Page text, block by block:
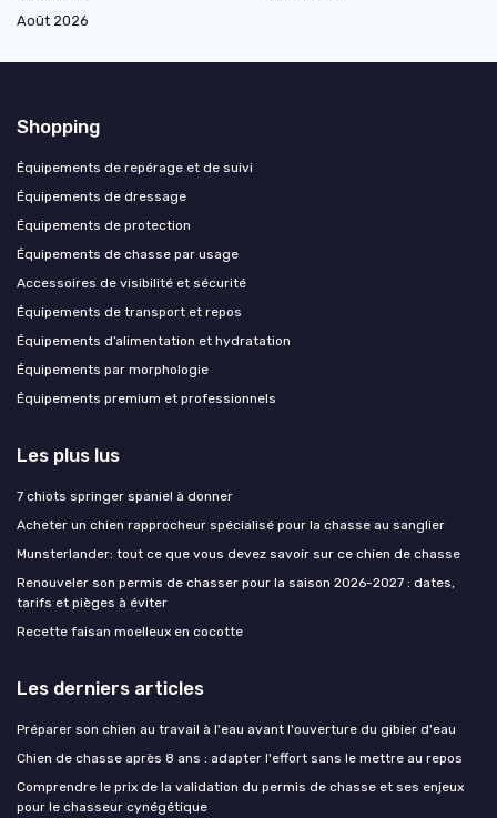
Août 2026
Shopping
Équipements de repérage et de suivi
Équipements de dressage
Équipements de protection
Équipements de chasse par usage
Accessoires de visibilité et sécurité
Équipements de transport et repos
Équipements d’alimentation et hydratation
Équipements par morphologie
Équipements premium et professionnels
Les plus lus
7 chiots springer spaniel à donner
Acheter un chien rapprocheur spécialisé pour la chasse au sanglier
Munsterlander: tout ce que vous devez savoir sur ce chien de chasse
Renouveler son permis de chasser pour la saison 2026-2027 : dates,
tarifs et pièges à éviter
Recette faisan moelleux en cocotte
Les derniers articles
Préparer son chien au travail à l'eau avant l'ouverture du gibier d'eau
Chien de chasse après 8 ans : adapter l'effort sans le mettre au repos
Comprendre le prix de la validation du permis de chasse et ses enjeux
pour le chasseur cynégétique